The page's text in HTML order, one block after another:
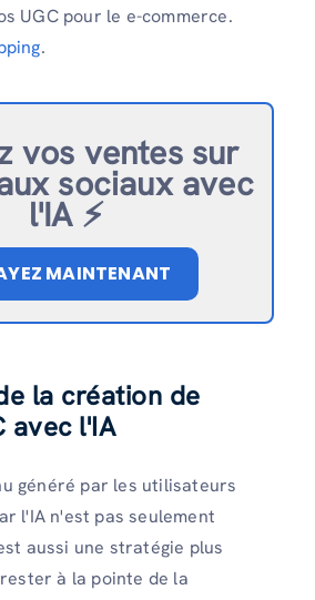
UGC pour le e-commerce.
.
vos ventes sur
sociaux avec
l'IA ⚡️
MAINTENANT
la création de
avec l'IA
généré par les utilisateurs
l'IA n'est pas seulement
aussi une stratégie plus
à la pointe de la